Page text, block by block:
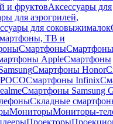
и фруктовАксессуары для
для аэрогрилей,
для соковыжималок
ТВ и
СмартфоныСмартфоны
AppleСмартфоны
Смартфоны Honor
Смартфоны Infinix
Смартфоны Samsung
Складные
МониторыМониторы-
Проекторы